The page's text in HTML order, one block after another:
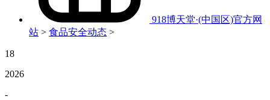
918博天堂·(中国区)官方网
站 > 食品安全动态 >
18
2026
-